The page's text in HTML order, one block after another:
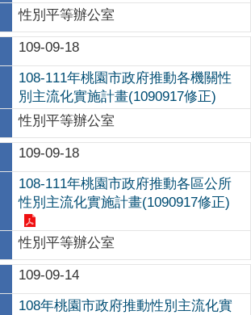
性別平等辦公室
109-09-18
108-111年桃園市政府推動各機關性
別主流化實施計畫(1090917修正)
性別平等辦公室
109-09-18
108-111年桃園市政府推動各區公所
性別主流化實施計畫(1090917修正)
性別平等辦公室
109-09-14
108年桃園市政府推動性別主流化實